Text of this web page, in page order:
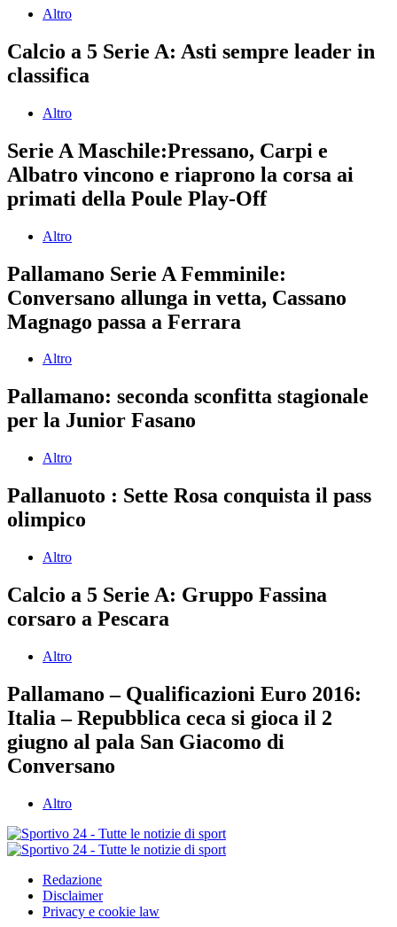
Altro
Calcio a 5 Serie A: Asti sempre leader in
classifica
Altro
Serie A Maschile:Pressano, Carpi e
Albatro vincono e riaprono la corsa ai
primati della Poule Play-Off
Altro
Pallamano Serie A Femminile:
Conversano allunga in vetta, Cassano
Magnago passa a Ferrara
Altro
Pallamano: seconda sconfitta stagionale
per la Junior Fasano
Altro
Pallanuoto : Sette Rosa conquista il pass
olimpico
Altro
Calcio a 5 Serie A: Gruppo Fassina
corsaro a Pescara
Altro
Pallamano – Qualificazioni Euro 2016:
Italia – Repubblica ceca si gioca il 2
giugno al pala San Giacomo di
Conversano
Altro
Redazione
Disclaimer
Privacy e cookie law